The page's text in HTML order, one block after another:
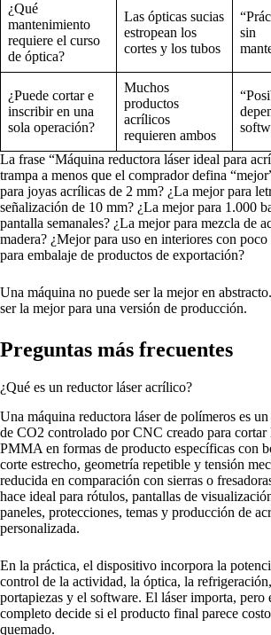
¿Qué
mantenimiento
requiere el curso
de óptica?
Las ópticas sucias
estropean los
cortes y los tubos
sin
¿Puede cortar e
inscribir en una
sola operación?
Muchos
productos
acrílicos
requieren ambos
La frase “Máquina reductora láser ideal para
trampa a menos que el comprador defina
para joyas acrílicas de 2 mm? ¿La mejor para
señalización de 10 mm? ¿La mejor para 1.000
pantalla semanales? ¿La mejor para mezcla de
madera? ¿Mejor para uso en interiores con
para embalaje de productos de exportación?
Una máquina no puede ser la mejor en
ser la mejor para una versión de producción.
Preguntas más frecuentes
¿Qué es un reductor láser acrílico?
Una máquina reductora láser de polímeros es un
de CO2 controlado por CNC creado para cortar
PMMA en formas de producto específicas con
corte estrecho, geometría repetible y tensión
reducida en comparación con sierras o
hace ideal para rótulos, pantallas de
paneles, protecciones, temas y producción de
personalizada.
En la práctica, el dispositivo incorpora la
control de la actividad, la óptica, la
portapiezas y el software. El láser importa, pero
completo decide si el producto final parece
quemado.